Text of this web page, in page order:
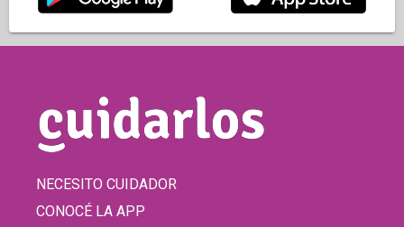
NECESITO CUIDADOR
CONOCÉ LA APP